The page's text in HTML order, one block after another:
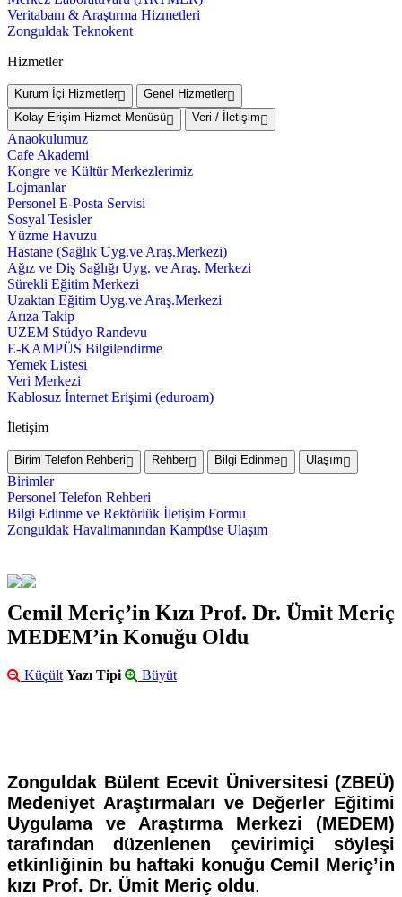
Veritabanı & Araştırma Hizmetleri
Zonguldak Teknokent
Hizmetler
Kurum İçi Hizmetler
Genel Hizmetler
Kolay Erişim Hizmet Menüsü
Veri / İletişim
Anaokulumuz
Cafe Akademi
Kongre ve Kültür Merkezlerimiz
Lojmanlar
Personel E-Posta Servisi
Sosyal Tesisler
Yüzme Havuzu
Hastane (Sağlık Uyg.ve Araş.Merkezi)
Ağız ve Diş Sağlığı Uyg. ve Araş. Merkezi
Sürekli Eğitim Merkezi
Uzaktan Eğitim Uyg.ve Araş.Merkezi
Arıza Takip
UZEM Stüdyo Randevu
E-KAMPÜS Bilgilendirme
Yemek Listesi
Veri Merkezi
Kablosuz İnternet Erişimi (eduroam)
İletişim
Birim Telefon Rehberi Rehber Bilgi Edinme Ulaşım
Birimler
Personel Telefon Rehberi
Bilgi Edinme ve Rektörlük İletişim Formu
Zonguldak Havalimanından Kampüse Ulaşım
Cemil Meriç’in Kızı Prof. Dr. Ümit Meriç
MEDEM’in Konuğu Oldu
Küçült Yazı Tipi Büyüt
Zonguldak Bülent Ecevit Üniversitesi (ZBEÜ)
Medeniyet Araştırmaları ve Değerler Eğitimi
Uygulama ve Araştırma Merkezi (MEDEM)
tarafından düzenlenen çevirimiçi söyleşi
etkinliğinin bu haftaki konuğu Cemil Meriç’in
kızı Prof. Dr. Ümit Meriç oldu.